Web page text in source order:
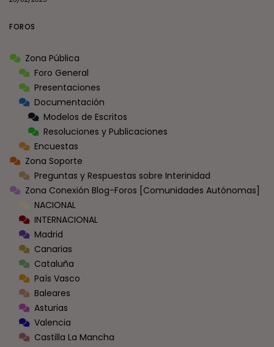
FOROS
Zona Pública
Foro General
Presentaciones
Documentación
Modelos de Escritos
Resoluciones y Publicaciones
Encuestas
Zona Soporte
Preguntas y Respuestas sobre Interinidad
Zona Conexión Blog-Foros [Comunidades Autónomas]
NACIONAL
INTERNACIONAL
Madrid
Canarias
Cataluña
País Vasco
Baleares
Asturias
Valencia
Castilla La Mancha